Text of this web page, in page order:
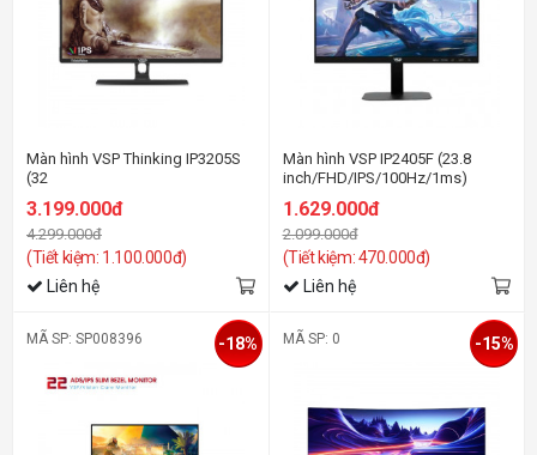
Màn hình VSP Thinking IP3205S
(32
3.199.000đ
4.299.000đ
(Tiết kiệm: 1.100.000đ)
Liên hệ
Màn hình VSP IP2405F (23.8
inch/FHD/IPS/100Hz/1ms)
1.629.000đ
2.099.000đ
(Tiết kiệm: 470.000đ)
Liên hệ
MÃ SP: SP008396 -18% MÃ SP: 0 -15%